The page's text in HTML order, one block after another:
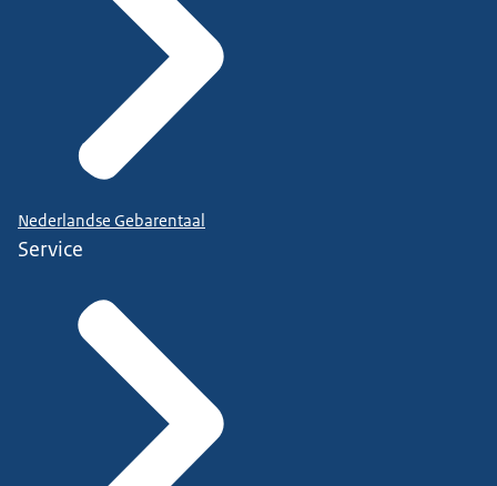
Nederlandse Gebarentaal
Service